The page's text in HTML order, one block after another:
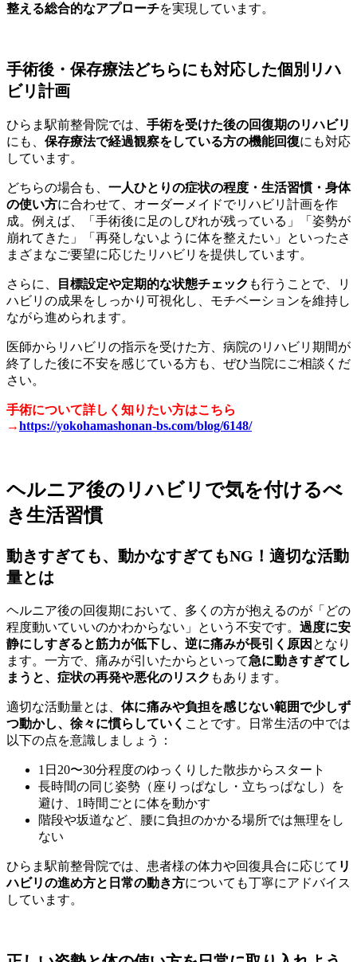
整える総合的なアプローチを実現しています。
手術後・保存療法どちらにも対応した個別リハ
ビリ計画
ひらま駅前整骨院では、 手術を受けた後の回復期のリハビリ
にも、 保存療法で経過観察をしている方の機能回復にも対応
しています。
どちらの場合も、 一人ひとりの症状の程度・生活習慣・身体
の使い方に合わせて、オーダーメイドでリハビリ計画を作
成。例えば、「手術後に足のしびれが残っている」「姿勢が
崩れてきた」「再発しないように体を整えたい」といったさ
まざまなご要望に応じたリハビリを提供しています。
さらに、 目標設定や定期的な状態チェック も行うことで、リ
ハビリの成果をしっかり可視化し、モチベーションを維持し
ながら進められます。
医師からリハビリの指示を受けた方、病院のリハビリ期間が
終了した後に不安を感じている方も、ぜひ当院にご相談くだ
さい。
手術について詳しく知りたい方はこちら
→https://yokohamashonan-bs.com/blog/6148/
ヘルニア後のリハビリで気を付けるべ
き生活習慣
動きすぎても、動かなすぎてもNG！適切な活動
量とは
ヘルニア後の回復期において、多くの方が抱えるのが「どの
程度動いていいのかわからない」という不安です。 過度に安
静にしすぎると筋力が低下し、逆に痛みが長引く原因 となり
ます。一方で、痛みが引いたからといって急に動きすぎてし
まうと、症状の再発や悪化のリスク もあります。
適切な活動量とは、 体に痛みや負担を感じない範囲で少しず
つ動かし、徐々に慣らしていく ことです。日常生活の中では
以下の点を意識しましょう：
1日20〜30分程度のゆっくりした散歩からスタート
長時間の同じ姿勢（座りっぱなし・立ちっぱなし）を
避け、1時間ごとに体を動かす
階段や坂道など、腰に負担のかかる場所では無理をし
ない
ひらま駅前整骨院では、患者様の体力や回復具合に応じて リ
ハビリの進め方と日常の動き方についても丁寧にアドバイス
しています。